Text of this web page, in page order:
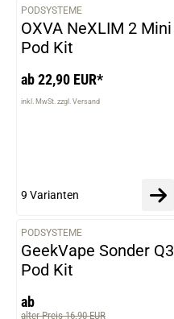
VARIANTEN
PODSYSTEME
OXVA NeXLIM 2 Mini
Pod Kit
ab 22,90 EUR*
inkl. MwSt. zzgl. Versand
9 Varianten
VARIANTEN
PODSYSTEME
GeekVape Sonder Q3
Pod Kit
ab
alter Preis 16,90 EUR